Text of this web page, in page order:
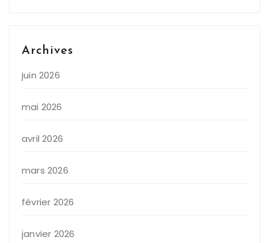
Archives
juin 2026
mai 2026
avril 2026
mars 2026
février 2026
janvier 2026